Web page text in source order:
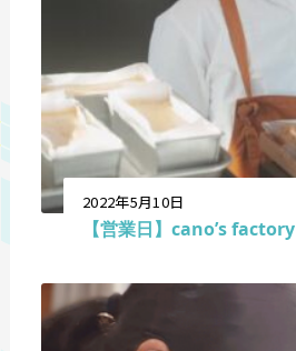
2022年5月10日
【営業日】cano’s factory